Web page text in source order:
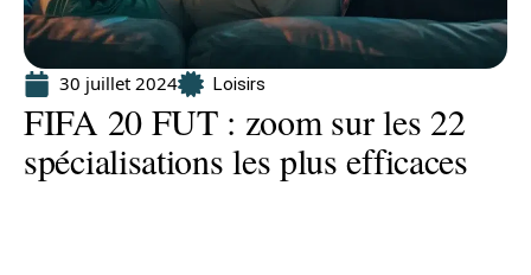
30 juillet 2024 Loisirs
FIFA 20 FUT : zoom sur les 22
spécialisations les plus efficaces